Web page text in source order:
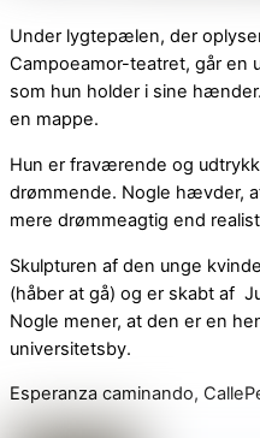
Under lygtepælen, der
Campoeamor-teatret, går en
som hun holder i sine
en mappe.
Hun er fraværende og
drømmende. Nogle hævder,
mere drømmeagtig end
Skulpturen af den unge
(håber at gå) og er skabt af
Nogle mener, at den er en
universitetsby.
Esperanza caminando,